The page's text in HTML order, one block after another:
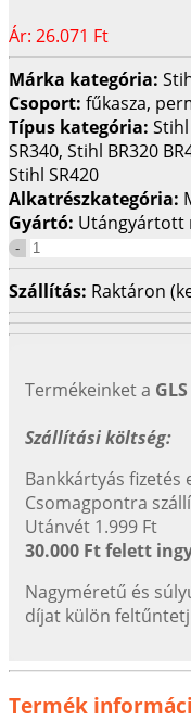
Ár: 26.071 Ft
Márka kategória:
Csoport: fűkasza,
Típus kategória: Stihl
SR340, Stihl BR320
Stihl SR420
Alkatrészkategória:
Gyártó: Utángyártott
Szállítás: Raktáron
Termékeinket a
Szállítási költség:
Bankkártyás fizetés
Csomagpontra
Utánvét 1.999 Ft
30.000 Ft felett
Nagyméretű és
díjat külön
Termék